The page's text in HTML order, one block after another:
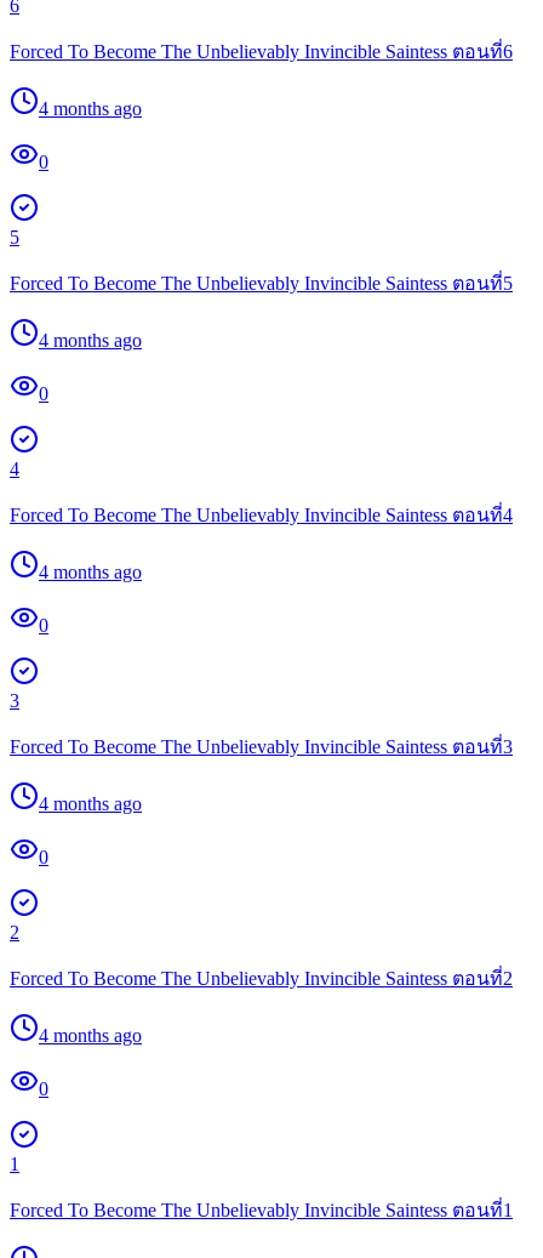
6
Forced To Become The Unbelievably Invincible Saintess ตอนที่6
4 months ago
0
5
Forced To Become The Unbelievably Invincible Saintess ตอนที่5
4 months ago
0
4
Forced To Become The Unbelievably Invincible Saintess ตอนที่4
4 months ago
0
3
Forced To Become The Unbelievably Invincible Saintess ตอนที่3
4 months ago
0
2
Forced To Become The Unbelievably Invincible Saintess ตอนที่2
4 months ago
0
1
Forced To Become The Unbelievably Invincible Saintess ตอนที่1